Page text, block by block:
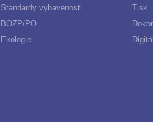
Standardy vybavenosti
BOZP/PO
Ekologie
Tisk